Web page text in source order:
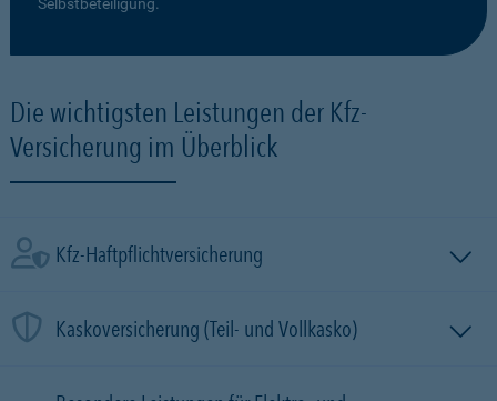
Die wichtigsten Leistungen der Kfz-
Versicherung im Überblick
Kfz-Haftpflichtversicherung
Kaskoversicherung (Teil- und Vollkasko)